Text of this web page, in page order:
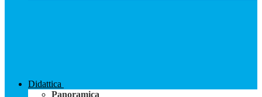
Didattica
Panoramica